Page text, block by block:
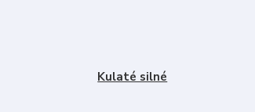
Kulaté silné